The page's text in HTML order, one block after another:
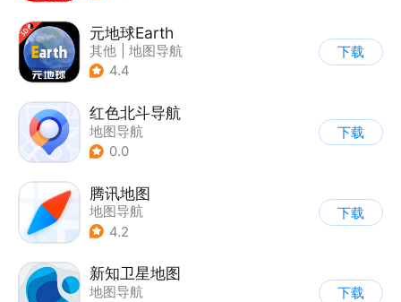
元地球Earth
其他
地图导航
4.4
下载
红色北斗导航
地图导航
0.0
下载
腾讯地图
地图导航
4.2
下载
新知卫星地图
地图导航
下载